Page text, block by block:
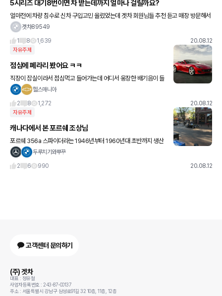
5시리즈 대기8번이면 차 받는데까지 얼마나 걸릴까요?
얼마전에 차량 침수로 신차 구입고민 올렸었는데 겟차 회원님들 추천 듣고 매장 방문해서
520i lux oe 임페리얼블루+모카시트로 대기예약 했습니다 상담 받을때 차량 한대 물량
겟차89549
1
8 1,639 20.08.12
자유주제
점심에 페라리 봤어요 ㅋㅋ
직장이 잠실이라서 점심먹고 들어가는데 어디서 웅장한 배기음이 들
리길래 고개를 돌렸더니 모노톤 차들 사이에서 빨간색 페라리가 땋!!!
헬스매니아
2
8 1,272 20.08.12
자유주제
캐나다에서 본 포르쉐 조상님
포르쉐 356a 스파이더라는 1946년부터 1960년대 초반까지 생산
했던 초기형 조상님 모델입니다 ㅋㅋㅋ
두루치기와뿌꾸
2
6 990 20.08.12
고객센터 문의하기
(주) 겟차
대표 : 정유철
사업자등록번호 : 243-87-00137
주소 : 서울특별시 강남구 삼성로91길 32 10층, 11층, 12층